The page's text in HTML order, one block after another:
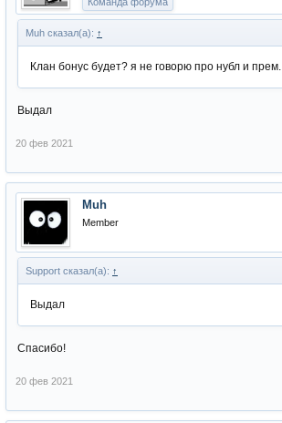
Muh сказал(а): ↑
Клан бонус будет? я не говорю про нубл и прем.
Выдал
20 фев 2021
Muh
Member
Support сказал(а): ↑
Выдал
Спасибо!
20 фев 2021